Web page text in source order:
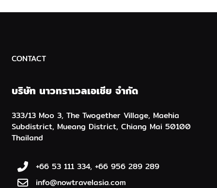
CONTACT
บริษัท นาวทราเวลเอเชีย จำกัด
333/13 Moo 3, The Twogether Village, Maehia
Subdistrict, Mueang District, Chiang Mai 50100
Thailand
+66 53 111 334, +66 956 289 289
info@nowtravelasia.com